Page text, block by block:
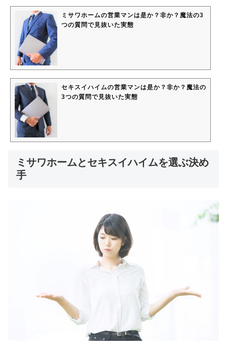
ミサワホームの営業マンは是か？非か？魔法の3
つの質問で見抜いた実態
セキスイハイムの営業マンは是か？非か？魔法の
3つの質問で見抜いた実態
ミサワホームとセキスイハイムを選ぶ決め
手